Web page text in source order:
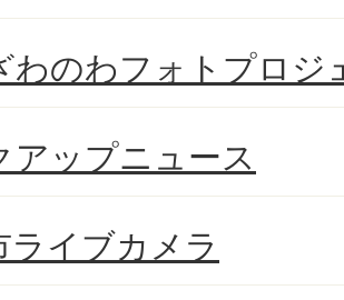
わのわフォトプロジ
アップニュース
ライブカメラ